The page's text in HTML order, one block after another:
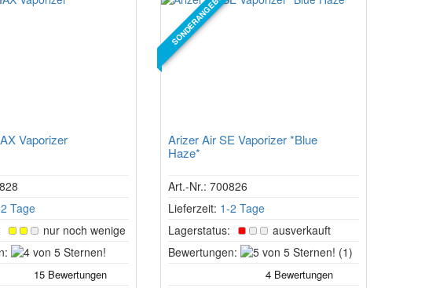
Vaporizer
Tage
nur noch wenige
4
5
SONDERANGEBOT
Arizer Air SE Vaporizer *Blue
Haze*
Art.-Nr.: 700826
Lieferzeit: 1-2 Tage
Lagerstatus:
ausverkauft
Bewertungen:
5(1)